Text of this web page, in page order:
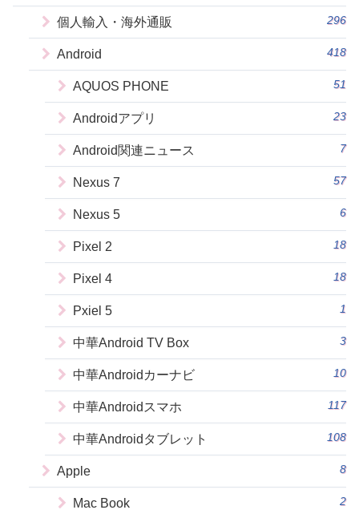
個人輸入・海外通販 296
Android 418
AQUOS PHONE 51
Androidアプリ 23
Android関連ニュース 7
Nexus 7 57
Nexus 5 6
Pixel 2 18
Pixel 4 18
Pxiel 5 1
中華Android TV Box 3
中華Androidカーナビ 10
中華Androidスマホ 117
中華Androidタブレット 108
Apple 8
Mac Book 2